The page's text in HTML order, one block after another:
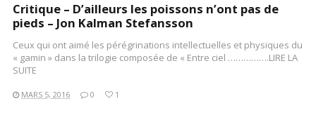
Critique – D’ailleurs les poissons n’ont pas de
pieds – Jon Kalman Stefansson
Ceux qui ont aimé les pérégrinations intellectuelles et physiques du
« gamin » dans la trilogie composée de « Entre ciel …………….LIRE LA
SUITE
MARS 5, 2016 0 1